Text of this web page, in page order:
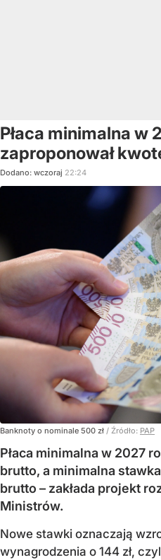
Płaca minimalna w
zaproponował
Dodano: wczoraj 22:24
Banknoty o nominale 500 zł / Źródło: PAP
Płaca minimalna w 2027
brutto, a minimalna
brutto – zakłada projekt
Ministrów.
Nowe stawki oznaczają
wynagrodzenia o 144 zł,